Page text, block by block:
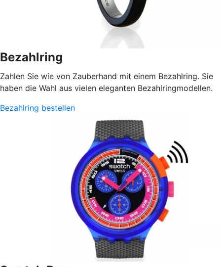
Bezahlring
Zahlen Sie wie von Zauberhand mit einem Bezahlring. Sie
haben die Wahl aus vielen eleganten Bezahlringmodellen.
Bezahlring bestellen